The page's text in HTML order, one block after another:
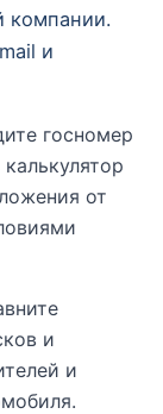
компании.
и
госномер
от
и
и